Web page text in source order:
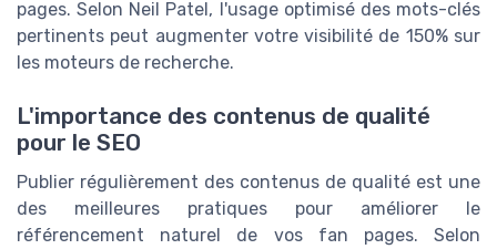
pages. Selon Neil Patel, l'usage optimisé des mots-clés
pertinents peut augmenter votre visibilité de 150% sur
les moteurs de recherche.
L'importance des contenus de qualité
pour le SEO
Publier régulièrement des contenus de qualité est une
des meilleures pratiques pour améliorer le
référencement naturel de vos fan pages. Selon